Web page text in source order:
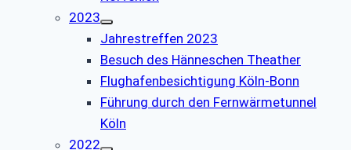
2023
Jahrestreffen 2023
Besuch des Hänneschen Theather
Flughafenbesichtigung Köln-Bonn
Führung durch den Fernwärmetunnel
Köln
2022